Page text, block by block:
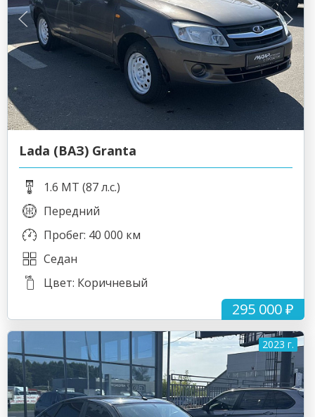
295 000 ₽
Lada (ВАЗ) Granta
1.6 MT (87 л.с.)
Передний
Пробег: 40 000 км
Седан
Цвет: Коричневый
2023 г.